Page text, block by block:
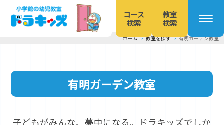
コース
検索
教室
検索
ホーム 教室を探す 有明ガーデン教室
有明ガーデン教室
子どもがみんな、夢中になる。ドラキッズでしか